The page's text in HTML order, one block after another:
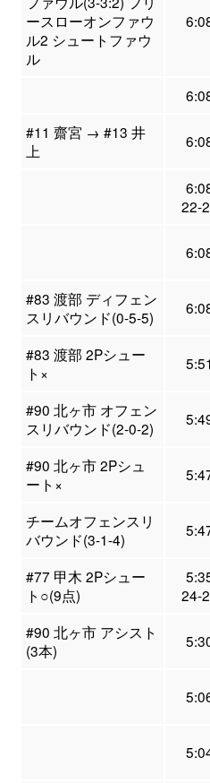
ースローオンファウ
ル2 シュートファウ
ル
#11 齋宮 → #13 井
上
22-
#83 渡部 ディフェン
スリバウンド(0-5-5)
#83 渡部 2Pシュー
ト×
5:51
#90 北ヶ市 オフェン
スリバウンド(2-0-2)
#90 北ヶ市 2Pシュ
ート×
チームオフェンスリ
バウンド(3-1-4)
#77 甲木 2Pシュー
ト○(9点)
24-
#90 北ヶ市 アシスト
(3本)